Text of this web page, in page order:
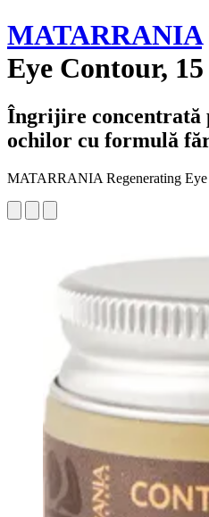
MATARRANIA
Eye Contour, 15
Îngrijire concentrată
ochilor cu formulă
MATARRANIA Regenerating